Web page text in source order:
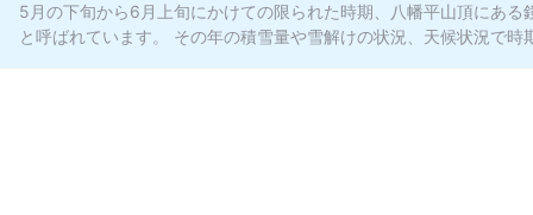
5月の下旬から6月上旬にかけての限られた時期、八幡平山頂にあ
と呼ばれています。 その年の積雪量や雪解けの状況、天候状況で